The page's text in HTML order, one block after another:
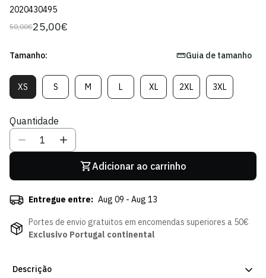
2020430495
Preço
50,00€
Preço
venda
25,00€
Tamanho: Guia de tamanho
XSVariante
Esgotada
Indisponível
SVariante
Esgotada
Indisponível
MVariante
Esgotada
LVariante
Esgotada
XLVariante
Esgotada
2XLVariante
Esgotada
3XLVariante
Esgotada
Quantidade
Adicionar ao carrinho
Entregue entre: Aug 09 - Aug 13
Portes de envio gratuitos em encomendas superiores a 50€
Exclusivo Portugal continental
Descrição